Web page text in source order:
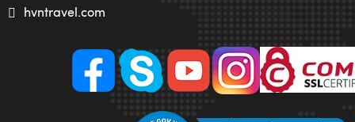
hvntravel.com